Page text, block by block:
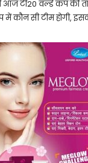
आज टी20 वर्ल्ड कप की
में कौन सी टीम होगी,